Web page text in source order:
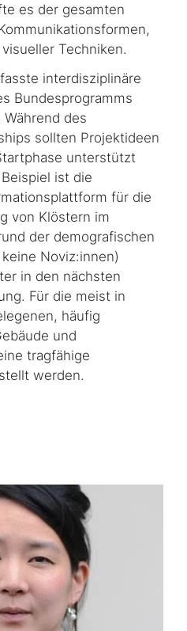
es der gesamten
Techniken.
interdisziplinäre
Bundesprogramms
des
sollten Projektideen
unterstützt
ist die
für die
von Klöstern im
der demografischen
Noviz:innen)
in den nächsten
Für die meist in
häufig
und
tragfähige
werden.